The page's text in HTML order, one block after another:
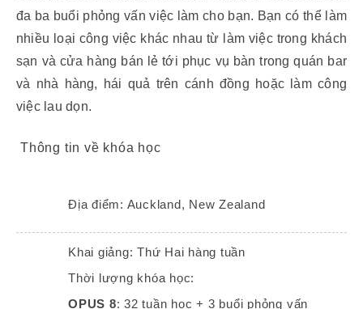
đa ba buổi phỏng vấn việc làm cho bạn. Bạn có thể làm
nhiều loại công việc khác nhau từ làm việc trong khách
sạn và cửa hàng bán lẻ tới phục vụ bàn trong quán bar
và nhà hàng, hái quả trên cánh đồng hoặc làm công
việc lau dọn.
Thông tin về khóa học
Địa điểm: Auckland, New Zealand
Khai giảng: Thứ Hai hàng tuần
Thời lượng khóa học:
OPUS 8: 32 tuần học + 3 buổi phỏng vấn